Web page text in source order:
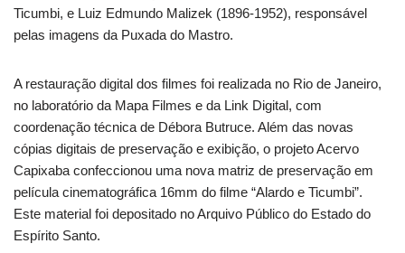
Ticumbi, e Luiz Edmundo Malizek (1896-1952), responsável
pelas imagens da Puxada do Mastro.
A restauração digital dos filmes foi realizada no Rio de Janeiro,
no laboratório da Mapa Filmes e da Link Digital, com
coordenação técnica de Débora Butruce. Além das novas
cópias digitais de preservação e exibição, o projeto Acervo
Capixaba confeccionou uma nova matriz de preservação em
película cinematográfica 16mm do filme “Alardo e Ticumbi”.
Este material foi depositado no Arquivo Público do Estado do
Espírito Santo.